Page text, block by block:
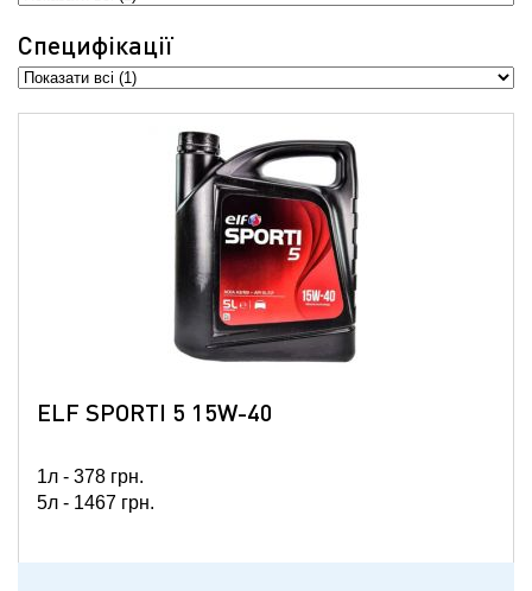
Специфікації
ELF SPORTI 5 15W-40
1л - 378 грн.
5л - 1467 грн.